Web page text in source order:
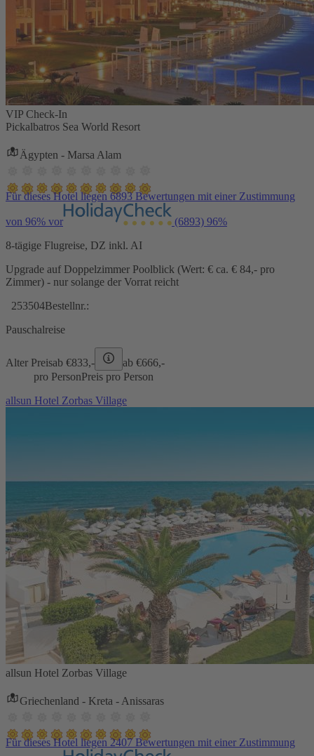
VIP Check-In
Pickalbatros Sea World Resort
Ägypten - Marsa Alam
Für dieses Hotel liegen 6893 Bewertungen mit einer Zustimmung
von 96% vor (6893) 96%
8-tägige Flugreise, DZ inkl. AI
Upgrade auf Doppelzimmer Poolblick (Wert: € ca. € 84,- pro
Zimmer) - nur solange der Vorrat reicht
253504Bestellnr.:
Pauschalreise
Alter Preisab €833,- ab €666,-
pro PersonPreis pro Person
allsun Hotel Zorbas Village
allsun Hotel Zorbas Village
Griechenland - Kreta - Anissaras
Für dieses Hotel liegen 2407 Bewertungen mit einer Zustimmung